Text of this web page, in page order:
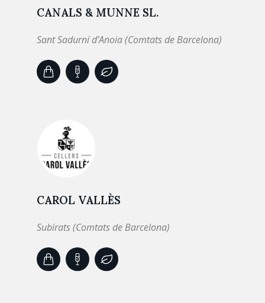
CANALS & MUNNE SL.
Sant Sadurní d’Anoia (Comtats de Barcelona)
CAROL VALLÈS
Subirats (Comtats de Barcelona)